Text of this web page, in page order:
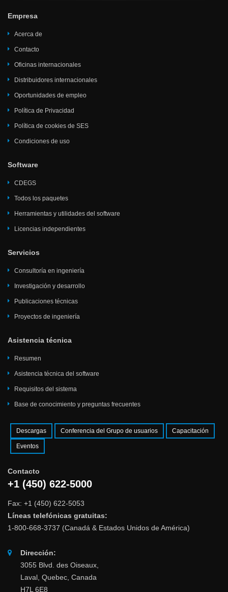
Empresa
Acerca de
Contacto
Oficinas internacionales
Distribuidores internacionales
Oportunidades de empleo
Política de Privacidad
Política de cookies de SES
Condiciones de uso
Software
CDEGS
Todos los paquetes
Herramientas y utilidades del software
Licencias independientes
Servicios
Consultoría en ingeniería
Investigación y desarrollo
Publicaciones técnicas
Proyectos de ingeniería
Asistencia técnica
Resumen
Asistencia técnica del software
Requisitos del sistema
Base de conocimiento y preguntas frecuentes
Descargas Conferencia del Grupo de usuarios Capacitación
Eventos
Contacto
+1 (450) 622-5000
Fax: +1 (450) 622-5053
Líneas telefónicas gratuitas:
1-800-668-3737 (Canadá & Estados Unidos de América)
Dirección:
3055 Blvd. des Oiseaux,
Laval, Quebec, Canada
H7L 6E8